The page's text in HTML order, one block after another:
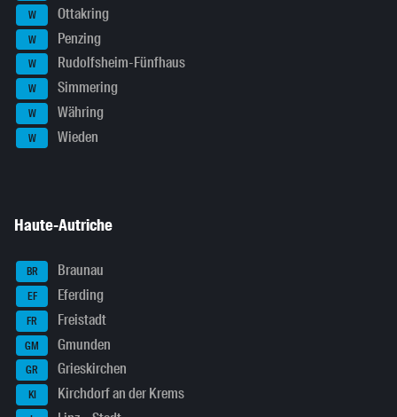
W Ottakring
W Penzing
W Rudolfsheim-Fünfhaus
W Simmering
W Währing
W Wieden
Haute-Autriche
BR Braunau
EF Eferding
FR Freistadt
GM Gmunden
GR Grieskirchen
KI Kirchdorf an der Krems